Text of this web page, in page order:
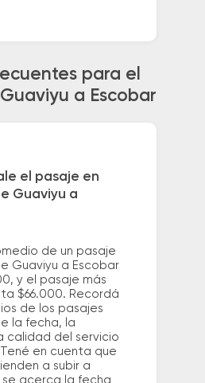
para el
a Escobar
el pasaje en
Guaviyu a
de un pasaje
Guaviyu a Escobar
y el pasaje más
$66.000. Recordá
de los pasajes
la fecha, la
calidad del servicio
en cuenta que
a subir a
acerca la fecha